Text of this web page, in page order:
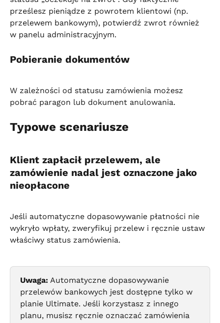
prześlesz pieniądze z powrotem klientowi (np.
przelewem bankowym), potwierdź zwrot również
w panelu administracyjnym.
Pobieranie dokumentów
W zależności od statusu zamówienia możesz
pobrać paragon lub dokument anulowania.
Typowe scenariusze
Klient zapłacił przelewem, ale
zamówienie nadal jest oznaczone jako
nieopłacone
Jeśli automatyczne dopasowywanie płatności nie
wykryło wpłaty, zweryfikuj przelew i ręcznie ustaw
właściwy status zamówienia.
Uwaga: Automatyczne dopasowywanie
przelewów bankowych jest dostępne tylko w
planie Ultimate. Jeśli korzystasz z innego
planu, musisz ręcznie oznaczać zamówienia